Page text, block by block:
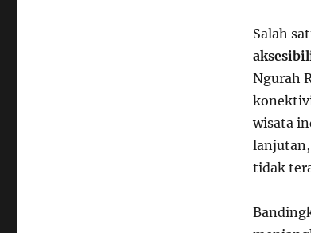
Salah
Ngurah
wisata
lanjutan,
tidak